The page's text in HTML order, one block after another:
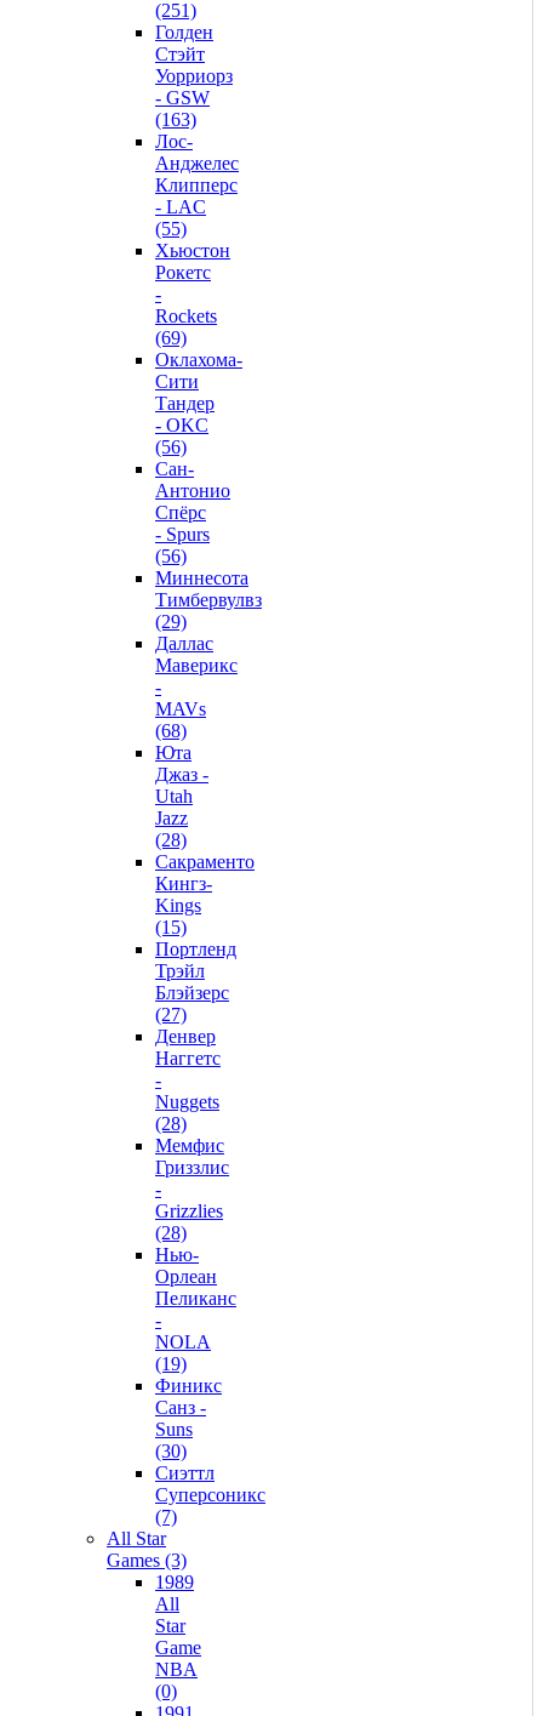
(251)
Голден
Стэйт
Уорриорз
- GSW
(163)
Лос-
Анджелес
Клипперс
- LAC
(55)
Хьюстон
Рокетс
-
Rockets
(69)
Оклахома-
Сити
Тандер
- OKC
(56)
Сан-
Антонио
Спёрс
- Spurs
(56)
Миннесота
Тимбервулвз
(29)
Даллас
Маверикс
-
MAVs
(68)
Юта
Джаз -
Utah
Jazz
(28)
Сакраменто
Кингз-
Kings
(15)
Портленд
Трэйл
Блэйзерс
(27)
Денвер
Наггетс
-
Nuggets
(28)
Мемфис
Гриззлис
-
Grizzlies
(28)
Нью-
Орлеан
Пеликанс
-
NOLA
(19)
Финикс
Санз -
Suns
(30)
Сиэттл
Суперсоникс
(7)
All Star
Games (3)
1989
All
Star
Game
NBA
(0)